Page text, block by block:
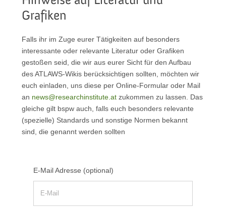
Grafiken
Falls ihr im Zuge eurer Tätigkeiten auf besonders
interessante oder relevante Literatur oder Grafiken
gestoßen seid, die wir aus eurer Sicht für den Aufbau
des ATLAWS-Wikis berücksichtigen sollten, möchten wir
euch einladen, uns diese per Online-Formular oder Mail
an news@researchinstitute.at zukommen zu lassen. Das
gleiche gilt bspw auch, falls euch besonders relevante
(spezielle) Standards und sonstige Normen bekannt
sind, die genannt werden sollten
E-Mail Adresse (optional)